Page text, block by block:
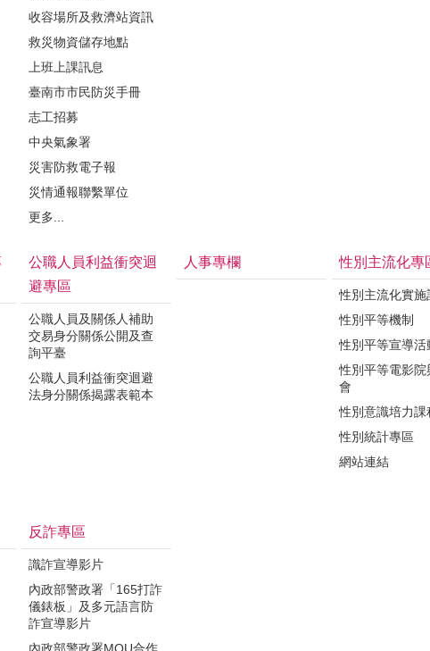
收容場所及救濟站資訊
救災物資儲存地點
上班上課訊息
臺南市市民防災手冊
志工招募
中央氣象署
災害防救電子報
災情通報聯繫單位
更多...
公職人員利益衝突迴
避專區
公職人員及關係人補助
交易身分關係公開及查
詢平臺
公職人員利益衝突迴避
法身分關係揭露表範本
人事專欄 性別主流化專
性別主流化實施
性別平等機制
性別平等宣導活
性別平等電影院
會
性別意識培力課
性別統計專區
網站連結
反詐專區
識詐宣導影片
內政部警政署「165打詐
儀錶板」及多元語言防
詐宣導影片